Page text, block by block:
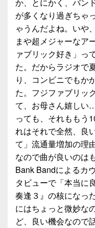
か、とにかく、バン
が多くなり過ぎちゃ
ゃうんだよね。いや
まや超メジャーなア
ァブリック好き」っ
た。だからラジオで
り、コンビニでもか
た。フジファブリッ
て、お母さん嬉し
っても、それももう
れはそれで全然、良
て」流通量増加の理
なので曲が良いのは
Bank Bandによるカ
タビューで「本当に
奏逢３』の核になっ
にはちょっと微妙
ど、良い機会なので